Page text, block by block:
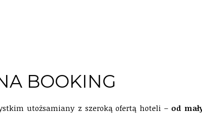
BOOKING
utożsamiany z szeroką ofertą hoteli – od